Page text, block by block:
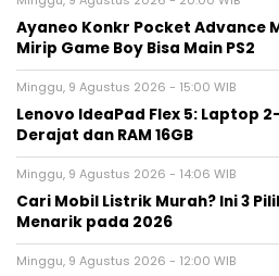
Ayaneo Konkr Pocket Advance
Mirip Game Boy Bisa Main PS2
Minggu, 9 Agustus 2026 - 15:00 WIB
Lenovo IdeaPad Flex 5: Laptop
Derajat dan RAM 16GB
Minggu, 9 Agustus 2026 - 14:06 WIB
Cari Mobil Listrik Murah? Ini 3
Menarik pada 2026
Minggu, 9 Agustus 2026 - 12:00 WIB